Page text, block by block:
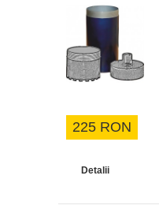
225 RON
Detalii